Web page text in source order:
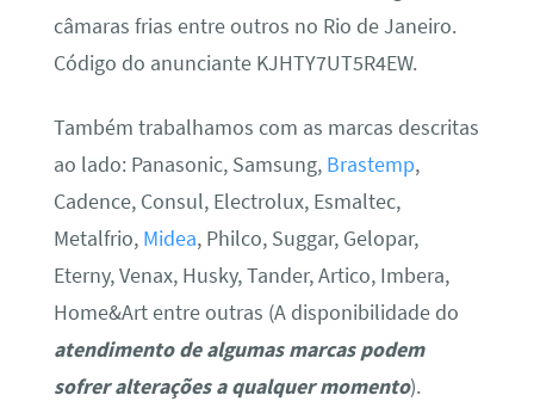
câmaras frias entre outros no Rio de Janeiro.
Código do anunciante KJHTY7UT5R4EW.
Também trabalhamos com as marcas descritas
ao lado: Panasonic, Samsung, Brastemp,
Cadence, Consul, Electrolux, Esmaltec,
Metalfrio, Midea, Philco, Suggar, Gelopar,
Eterny, Venax, Husky, Tander, Artico, Imbera,
Home&Art entre outras (A disponibilidade do
atendimento de algumas marcas podem
sofrer alterações a qualquer momento).